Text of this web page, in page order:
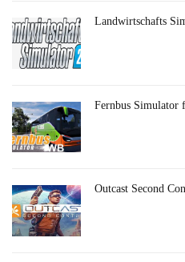
Landwirtschafts
Fernbus Simulator
Outcast Second